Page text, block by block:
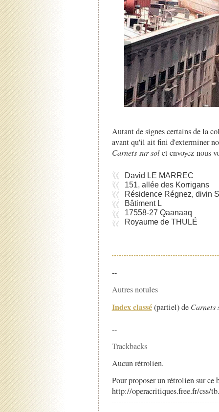
Autant de signes certains de la
avant qu'il ait fini d'exterminer
Carnets sur solet envoyez-nous
David LE MARREC
151, allée des Korrigans
Résidence Régnez, divin
Bâtiment L
17558-27 Qaanaaq
Royaume de THULÉ
--
Autres notules
Index classé(partiel) de Carnets
--
Trackbacks
Aucun rétrolien.
Pour proposer un rétrolien sur
http://operacritiques.free.fr/css/